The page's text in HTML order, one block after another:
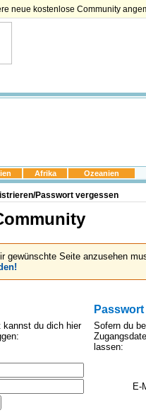
neue kostenlose Community
Afrika Ozeanien
Passwort vergessen
gewünschte Seite anzusehen
kannst du dich hier
Sofern du
lassen:
E-